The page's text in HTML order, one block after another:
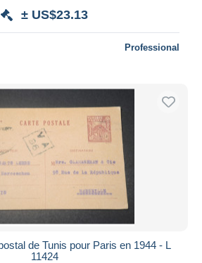
± US$23.13
Professional
de Tunis pour Paris en 1944 - L
11424